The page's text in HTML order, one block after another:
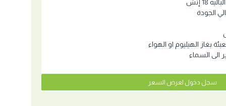
18 إنش
الجودة
بغاز الهيليوم او الهواء
الى السماء
سجل دخول لعرض السعر